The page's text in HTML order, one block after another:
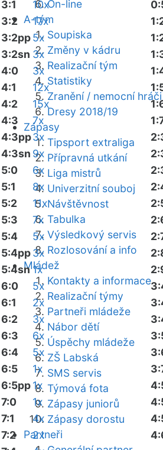
On-line
A-tým
Soupiska
Změny v kádru
Realizační tým
Statistiky
Zranění / nemocní hráči
Dresy 2018/19
Zápasy
Tipsport extraliga
Přípravná utkání
Liga mistrů
Univerzitní souboj
Návštěvnost
Tabulka
Výsledkový servis
Rozlosování a info
Mládež
Kontakty a informace
Realizační týmy
Partneři mládeže
Nábor dětí
Úspěchy mládeže
ZŠ Labská
SMS servis
Týmová fota
Zápasy juniorů
Zápasy dorostu
Partneři
3:1
10x
3:2
17x
3:2pp5x
3:2sn 3x
4:0
3x
4:1
12x
4:2
15x
4:3
7x
4:3pp3x
4:3sn 9x
5:0
6x
5:1
8x
5:2
11x
5:3
7x
5:4
5x
5:4pp3x
5:4sn 1x
6:0
5x
6:1
2x
6:2
3x
6:3
6x
6:4
5x
6:5
1x
6:5pp1x
7:0
1x
7:1
4x
7:2
2x